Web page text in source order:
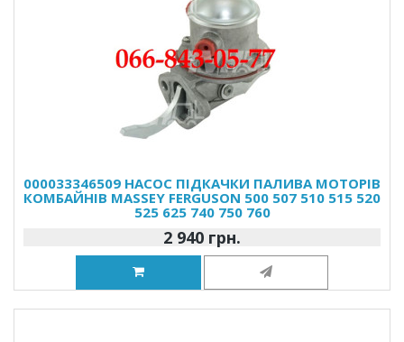
000033346509 НАСОС ПІДКАЧКИ ПАЛИВА МОТОРІВ
КОМБАЙНІВ MASSEY FERGUSON 500 507 510 515 520
525 625 740 750 760
2 940 грн.